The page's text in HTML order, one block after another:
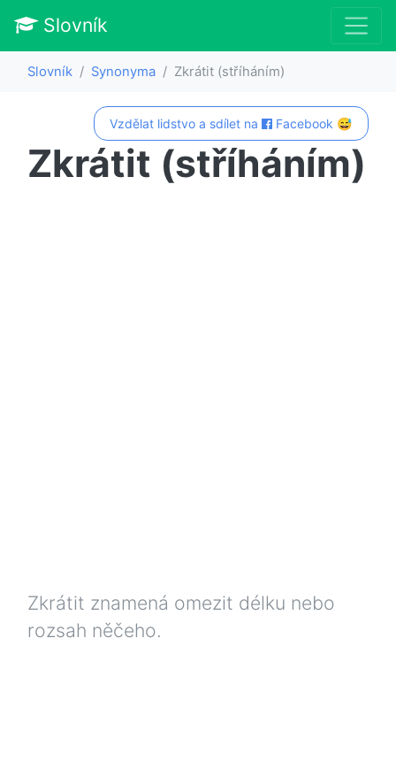
Slovník
Slovník Synonyma Zkrátit (stříháním)
Vzdělat lidstvo a sdílet na Facebook 😅
Zkrátit (stříháním)
Zkrátit znamená omezit délku nebo
rozsah něčeho.